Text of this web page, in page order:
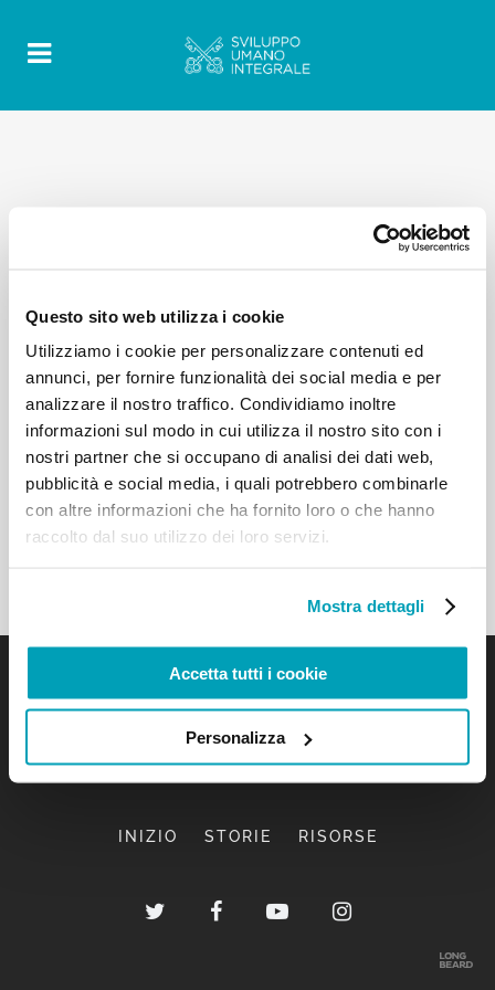
Questo sito web utilizza i cookie
Utilizziamo i cookie per personalizzare contenuti ed
annunci, per fornire funzionalità dei social media e per
analizzare il nostro traffico. Condividiamo inoltre
informazioni sul modo in cui utilizza il nostro sito con i
nostri partner che si occupano di analisi dei dati web,
pubblicità e social media, i quali potrebbero combinarle
con altre informazioni che ha fornito loro o che hanno
raccolto dal suo utilizzo dei loro servizi.
Mostra dettagli
Accetta tutti i cookie
Personalizza
INIZIO STORIE RISORSE